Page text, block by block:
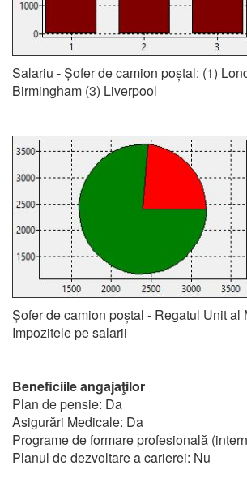
Salariu - Șofer de camion poștal: (1)
Birmingham (3) Liverpool
Șofer de camion poștal - Regatul Unit al
Impozitele pe salarii
Beneficiile angajaţilor
Plan de pensie: Da
Asigurări Medicale: Da
Programe de formare profesională
Planul de dezvoltare a carierei: Nu